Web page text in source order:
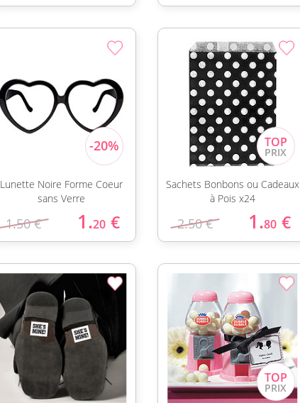
Lunette Noire Forme Coeur
sans Verre
1.50 € 1.20 €
Sachets Bonbons ou Cadeaux
à Pois x24
2.50 € 1.80 €